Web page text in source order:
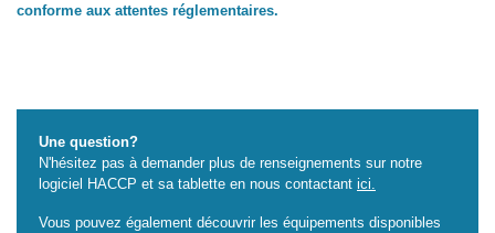
conforme aux attentes réglementaires.
Une question?
N'hésitez pas à demander plus de renseignements sur notre
logiciel HACCP et sa tablette en nous contactant ici
Vous pouvez également découvrir les équipements disponibles